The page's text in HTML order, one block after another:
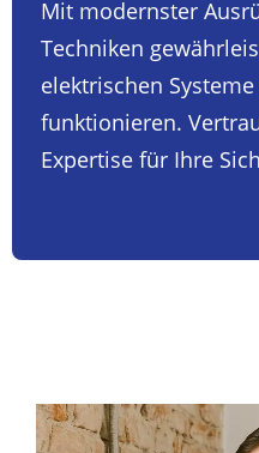
Mit modernster
Techniken
elektrischen
funktionieren.
Expertise für Ihre